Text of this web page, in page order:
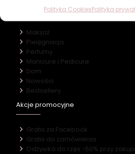
Polityka CookiesPolityka
Kategorie
Makijaż
Pielęgnacja
Perfumy
Manicure i Pedicure
Dom
Nowości
Bestsellery
Akcje promocyjne
Gratis za Facebook
Gratis do zamówienia
Odżywka do rzęs -50% przy